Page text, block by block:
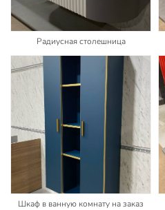
Радиусная столешница
Шкаф в ванную комнату на заказ